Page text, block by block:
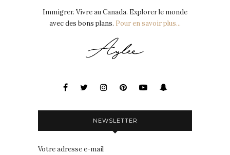
Immigrer. Vivre au Canada. Explorer le monde
avec des bons plans. Pour en savoir plus...
NEWSLETTER
Votre adresse e-mail